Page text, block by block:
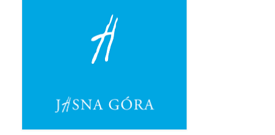
Galerie 2019
Pasterka 2019
Posługa Siostry Elekty
Uroczystość Św. Jakuba Ap 2019